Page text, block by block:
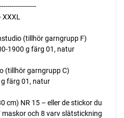
(tillhör garngrupp F)
1900 g färg 01, natur
(tillhör garngrupp C)
färg 01, natur
cm) NR 15 – eller de stickor du
och 8 varv slätstickning